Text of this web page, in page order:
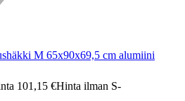
M 65x90x69,5 cm alumiini
101,15 €Hinta ilman S-